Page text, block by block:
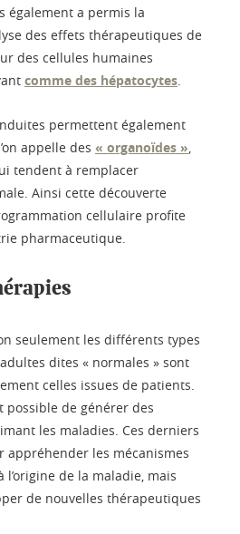
également a permis la
des effets thérapeutiques de
des cellules humaines
comme des hépatocytes.
permettent également
appelle des « organoïdes »,
tendent à remplacer
Ainsi cette découverte
cellulaire profite
pharmaceutique.
seulement les différents types
dites « normales » sont
celles issues de patients.
de générer des
les maladies. Ces derniers
appréhender les mécanismes
de la maladie, mais
de nouvelles thérapeutiques